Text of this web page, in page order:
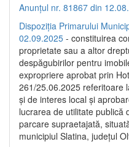
Anunțul nr. 81867 din
Dispoziția Primarului
02.09.2025 - constituirea
proprietate sau a altor
despăgubirilor pentru
expropriere aprobat prin
261/25.06.2025 referitoare
și de interes local și
lucrarea de utilitate publică
parcare supraetajată,
municipiul Slatina, județul